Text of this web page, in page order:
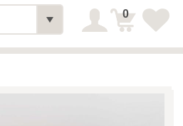
Alle Webseiten0